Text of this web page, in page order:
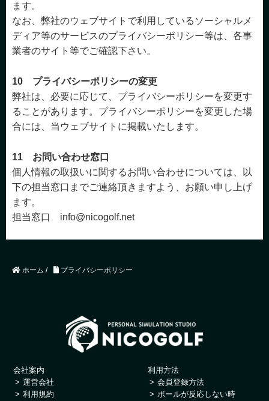
ます。
なお、弊社のウェブサイトで利用しているソーシャルメ
ディア等のサービスのプライバシーポリシー等は、各事
業者のサイト等でご確認下さい。
10 プライバシーポリシーの変更
弊社は、必要に応じて、プライバシーポリシーを変更す
ることがあります。プライバシーポリシーを変更した場
合には、当ウェブサイトに掲載いたします。
11 お問い合わせ窓口
個人情報の取扱いに関するお問い合わせについては、以
下の担当窓口までご連絡頂きますよう、お願い申し上げ
ます。
担当窓口 info@nicogolf.net
ホーム / プライバシーポリシー
会社案内
運営会社
利用規約
利用方法
会員登録方法
ボールが反応しない時